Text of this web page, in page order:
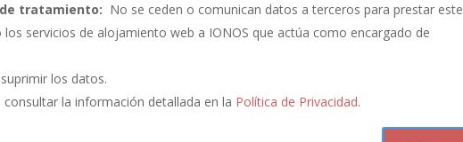
tratamiento: No se ceden o comunican datos a terceros para prestar este
servicios de alojamiento web a IONOS que actúa como encargado de
los datos.
consultar la información detallada en la Política de Privacidad.